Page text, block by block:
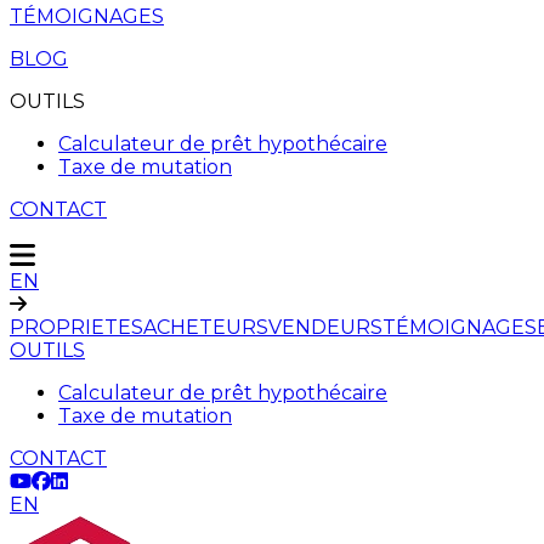
TÉMOIGNAGES
BLOG
OUTILS
Calculateur de prêt hypothécaire
Taxe de mutation
CONTACT
EN
PROPRIETESACHETEURSVENDEURSTÉMOIGNAGES
OUTILS
Calculateur de prêt hypothécaire
Taxe de mutation
CONTACT
EN